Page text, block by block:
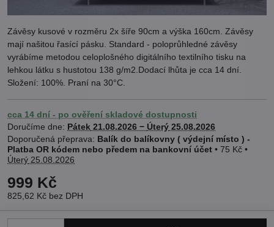
Závěsy kusové v rozměru 2x šíře 90cm a výška 160cm. Závěsy
mají našitou řasící pásku. Standard - poloprůhledné závěsy
vyrábíme metodou celoplošného digitálního textilního tisku na
lehkou látku s hustotou 138 g/m2.Dodací lhůta je cca 14 dní.
Složení: 100%. Praní na 30°C.
cca 14 dní - po ověření skladové dostupnosti
Doručíme dne: Pátek 21.08.2026 − Úterý 25.08.2026
Balík do balíkovny ( výdejní místo ) -
Platba OR kódem nebo předem na bankovní účet • 75 Kč •
Úterý 25.08.2026
999 Kč
825,62 Kč bez DPH